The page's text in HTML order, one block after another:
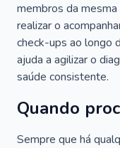
membros da
realizar o
check-ups ao longo
ajuda a agilizar o
saúde consistente.
Quando
Sempre que há